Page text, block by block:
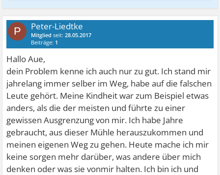
P Peter-Liedtke
Mitglied seit:28.05.2017
Beiträge: 1
Hallo Aue,
dein Problem kenne ich auch nur zu gut. Ich stand mir
jahrelang immer selber im Weg, habe auf die falschen
Leute gehört. Meine Kindheit war zum Beispiel etwas
anders, als die der meisten und führte zu einer
gewissen Ausgrenzung von mir. Ich habe Jahre
gebraucht, aus dieser Mühle herauszukommen und
meinen eigenen Weg zu gehen. Heute mache ich mir
keine sorgen mehr darüber, was andere über mich
denken oder was sie vonmir halten. Ich bin ich und